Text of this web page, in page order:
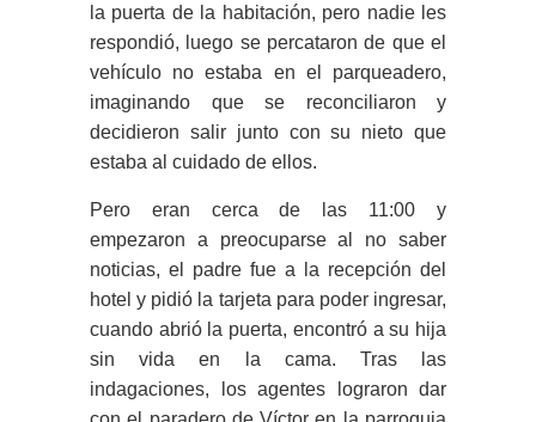
la puerta de la habitación, pero nadie les
respondió, luego se percataron de que el
vehículo no estaba en el parqueadero,
imaginando que se reconciliaron y
decidieron salir junto con su nieto que
estaba al cuidado de ellos.
Pero eran cerca de las 11:00 y
empezaron a preocuparse al no saber
noticias, el padre fue a la recepción del
hotel y pidió la tarjeta para poder ingresar,
cuando abrió la puerta, encontró a su hija
sin vida en la cama. Tras las
indagaciones, los agentes lograron dar